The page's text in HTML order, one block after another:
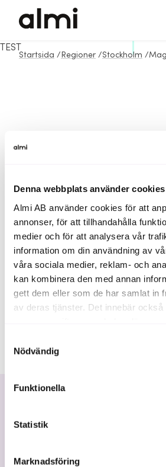
Denna webbplats använder cookies
Almi AB använder cookies för att
annonser, för att tillhandahålla
medier och för att analysera vår
information om din användning av
våra sociala medier, reklam- och
kan kombinera den med annan
gett dem eller som de har samlat in
av deras tjänster. Det innebär också
Om du klickar på avvisa kommer
eller delning av information enligt
förutom för kakor som är
ska fungera se mer under
Nödvändig
Funktionella
Statistik
Marknadsföring
Startsida / Regioner /Stockholm /
TEST